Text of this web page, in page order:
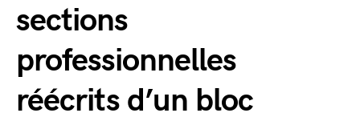
sections
professionnelles
réécrits d’un bloc